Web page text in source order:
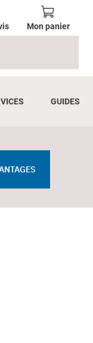
Mon panier
GUIDES